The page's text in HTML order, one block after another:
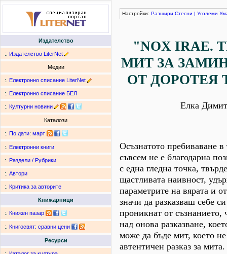
Издателство
:. Издателство LiterNet
Медии
:. Електронно списание LiterNet
:. Електронно списание БЕЛ
:. Културни новини
Каталози
:. По дати: март
:. Електронни книги
:. Раздели / Рубрики
:. Автори
:. Критика за авторите
Книжарници
:. Книжен пазар
:. Книгосвят: сравни цени
Ресурси
Настройки: Разшири Стесни | Уголеми
"NOX IRAE.
МИТ ЗА
ОТ ДОРОТЕЯ
Елка
Осъзнатото пребиваване
съвсем не е благодарна
с една гледна точка,
щастливата наивност,
параметрите на вярата и
значи да разказваш себе
проникнат от съзнанието,
над онова разказване,
може да бъде мит, което
автентичен разказ за